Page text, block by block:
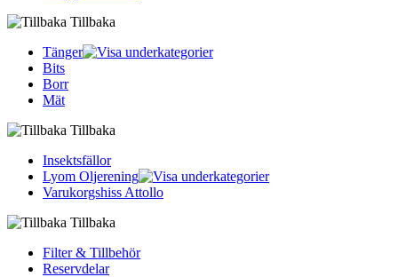
Tillbaka
Tänger
Bits
Borr
Mät
Tillbaka
Insektsfällor
Lyom Oljerening
Varukorgshiss Attollo
Tillbaka
Filter & Tillbehör
Reservdelar